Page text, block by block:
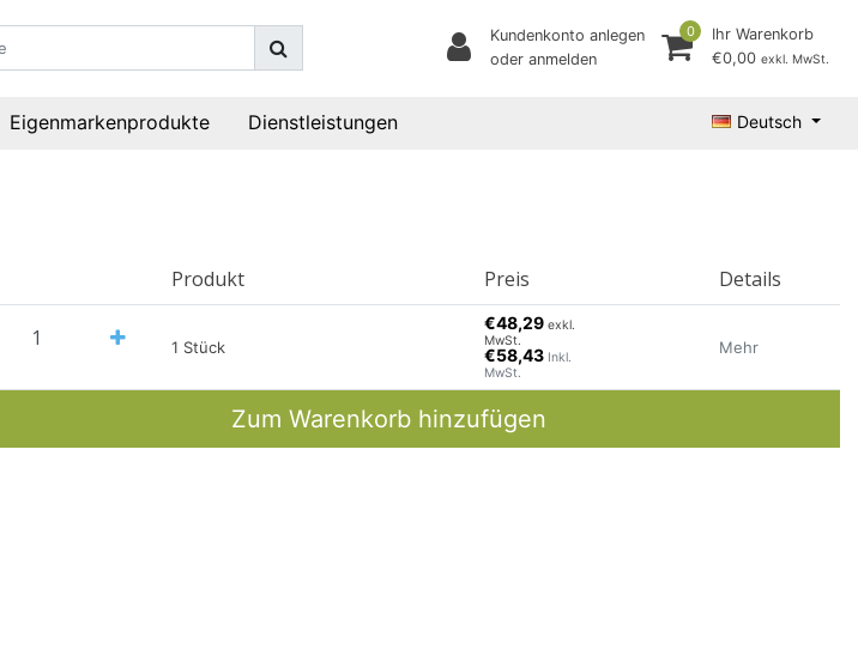
Kundenkonto anlegen
oder anmelden
0
Ihr Warenkorb
€0,00 exkl. MwSt.
Eigenmarkenprodukte Dienstleistungen Deutsch
Produkt Preis Details
1 Stück
€48,29exkl.
MwSt.
€58,43 Inkl.
MwSt.
Mehr
Zum Warenkorb hinzufügen